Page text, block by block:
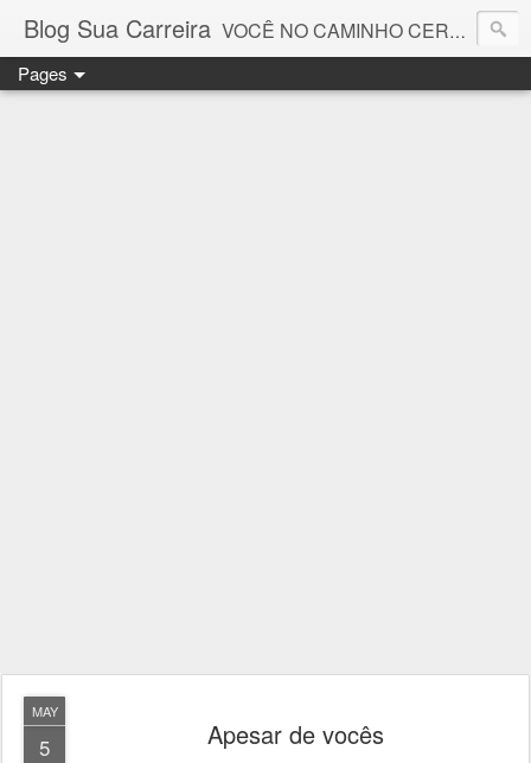
Blog Sua Carreira VOCÊ NO CAMINHO CERTO! 🤓💻🚀
Pages
MAY
5 Apesar de vocês